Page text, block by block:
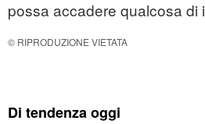
possa accadere qualcosa di
© RIPRODUZIONE VIETATA
Di tendenza oggi